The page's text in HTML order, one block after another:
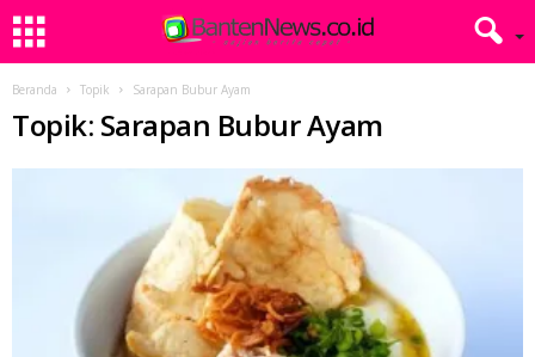
Beranda Topik Sarapan Bubur Ayam
Topik: Sarapan Bubur Ayam